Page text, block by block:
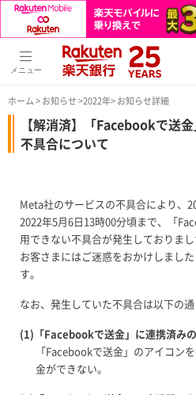
メニュー
ホーム>お知らせ>2022年> お知らせ詳細
【解消済】「Facebookで送
不具合について
Meta社のサービスの不具合により、
2022年5月6日13時00分頃まで、「
用できない不具合が発生しておりま
お客さまにはご迷惑をおかけしまし
す。
なお、発生していた不具合は以下の通
(1)「Facebookで送金」に連携済み
「Facebookで送金」のアイコン
金ができない。